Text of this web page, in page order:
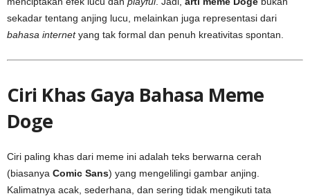
sekadar tentang anjing lucu, melainkan juga representasi dari
bahasa internetyang tak formal dan penuh kreativitas spontan.
Ciri Khas Gaya Bahasa Meme
Doge
Ciri paling khas dari meme ini adalah teks berwarna cerah
(biasanya Comic Sans) yang mengelilingi gambar anjing.
Kalimatnya acak, sederhana, dan sering tidak mengikuti tata